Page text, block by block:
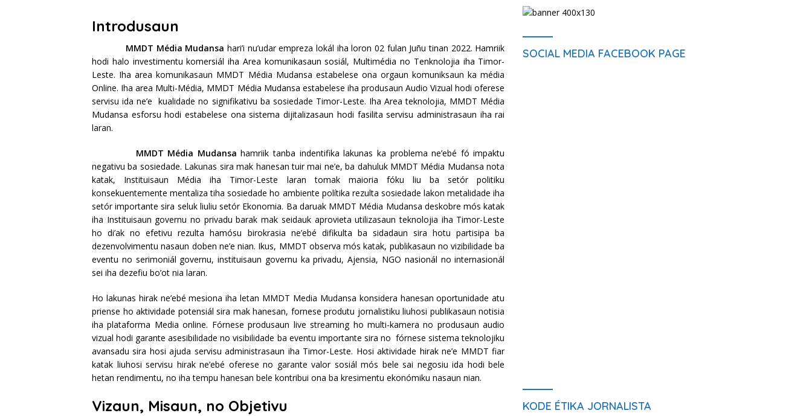
Introdusaun
MMDT Média Mudansa hari’i nu’udar empreza lokál iha loron 02 fulan Juñu tinan 2022. Hamriik
hodi halo investimentu komersiál iha Area komunikasaun sosiál, Multimédia no Tenknolojia iha Timor-
Leste. Iha area komunikasaun MMDT Média Mudansa estabelese ona orgaun komuniksaun ka média
Online. Iha area Multi-Média, MMDT Média Mudansa estabelese iha produsaun Audio Vizual hodi oferese
servisu ida ne’e kualidade no signifikativu ba sosiedade Timor-Leste. Iha Area teknolojia, MMDT Média
Mudansa esforsu hodi estabelese ona sistema dijitalizasaun hodi fasilita servisu administrasaun iha rai
laran.
MMDT Média Mudansa hamriik tanba indentifika lakunas ka problema ne’ebé fó impaktu
negativu ba sosiedade. Lakunas sira mak hanesan tuir mai ne’e, ba dahuluk MMDT Média Mudansa nota
katak, Instituisaun Média iha Timor-Leste laran tomak maioria fóku liu ba setór politiku
konsekuentemente mentaliza tiha sosiedade ho ambiente polítika rezulta sosiedade lakon metalidade iha
setór importante sira seluk liuliu setór Ekonomia. Ba daruak MMDT Média Mudansa deskobre mós katak
iha Instituisaun governu no privadu barak mak seidauk aprovieta utilizasaun teknolojia iha Timor-Leste
ho di’ak no efetivu rezulta hamósu birokrasia ne’ebé difikulta ba sidadaun sira hotu partisipa ba
dezenvolvimentu nasaun doben ne’e nian. Ikus, MMDT observa mós katak, publikasaun no vizibilidade ba
eventu no serimoniál governu, instituisaun governu ka privadu, Ajensia, NGO nasionál no internasionál
sei iha dezefiu bo’ot nia laran.
Ho lakunas hirak ne’ebé mesiona iha letan MMDT Media Mudansa konsidera hanesan oportunidade atu
priense ho aktividade potensiál sira mak hanesan, fornese produtu jornalistiku liuhosi publikasaun notisia
iha plataforma Media online. Fórnese produsaun live streaming ho multi-kamera no produsaun audio
vizual hodi garante asesibilidade no visibilidade ba eventu importante sira no fórnese sistema teknolojiku
avansadu sira hosi ajuda servisu administrasaun iha Timor-Leste. Hosi aktividade hirak ne’e MMDT fiar
katak liuhosi servisu hirak ne’ebé oferese no garante valor sosiál mós bele sai negosiu ida hodi bele
hetan rendimentu, no iha tempu hanesan bele kontribui ona ba kresimentu ekonómiku nasaun nian.
Vizaun, Misaun, no Objetivu
SOCIAL MEDIA FACEBOOK PAGE
KODE ÉTIKA JORNALISTA